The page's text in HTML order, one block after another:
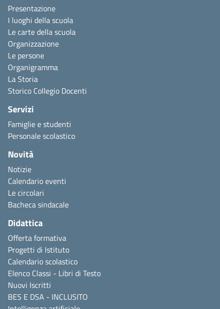
Presentazione
I luoghi della scuola
Le carte della scuola
Organizzazione
Le persone
Organigramma
La Storia
Storico Collegio Docenti
Servizi
Famiglie e studenti
Personale scolastico
Novità
Notizie
Calendario eventi
Le circolari
Bacheca sindacale
Didattica
Offerta formativa
Progetti di Istituto
Calendario scolastico
Elenco Classi - Libri di Testo
Nuovi Iscritti
BES E DSA - INCLUSITO